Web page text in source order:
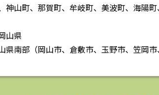
神山町、那賀町、牟岐町、美波町、海陽
山県
県南部（岡山市、倉敷市、玉野市、笠岡